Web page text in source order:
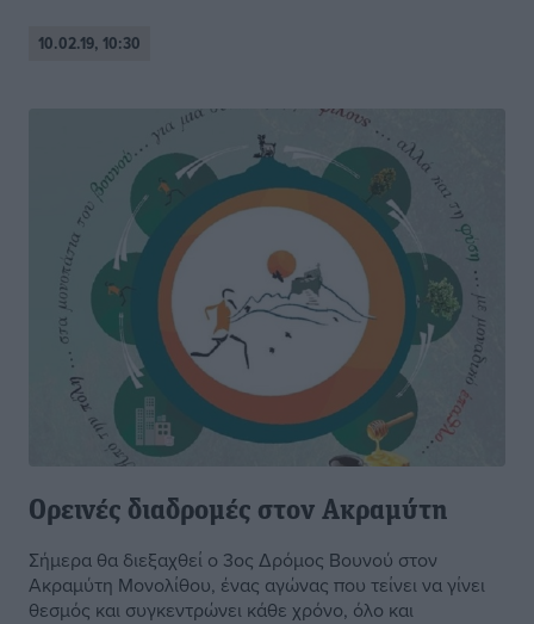
10.02.19, 10:30
Ορεινές διαδρομές στον Ακραμύτη
Σήμερα θα διεξαχθεί ο 3ος Δρόμος Βουνού στον
Ακραμύτη Μονολίθου, ένας αγώνας που τείνει να γίνει
θεσμός και συγκεντρώνει κάθε χρόνο, όλο και